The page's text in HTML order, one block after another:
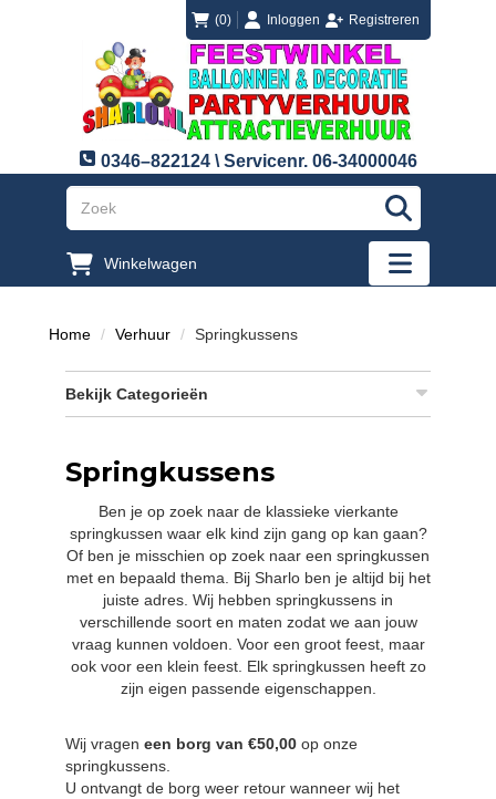
(0) loginInloggen
registreren Registreren
0346–822124 \ Servicenr. 06-34000046
"Zoeken
Winkelwagen
"Toggle
Home Verhuur Springkussens
Bekijk Categorieën
Springkussens
Ben je op zoek naar de klassieke vierkante
springkussen waar elk kind zijn gang op kan gaan?
Of ben je misschien op zoek naar een springkussen
met en bepaald thema. Bij Sharlo ben je altijd bij het
juiste adres. Wij hebben springkussens in
verschillende soort en maten zodat we aan jouw
vraag kunnen voldoen. Voor een groot feest, maar
ook voor een klein feest. Elk springkussen heeft zo
zijn eigen passende eigenschappen.
Wij vragen een borg van €50,00 op onze
springkussens.
U ontvangt de borg weer retour wanneer wij het